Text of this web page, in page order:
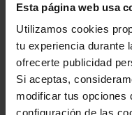
Esta página web usa
Utilizamos cookies
tu experiencia durante
ofrecerte publicidad
Si aceptas,
modificar tus opciones
combinan a la
consumo.
Otra variante es el
que destaca por su
ideal para quienes
Este modelo está